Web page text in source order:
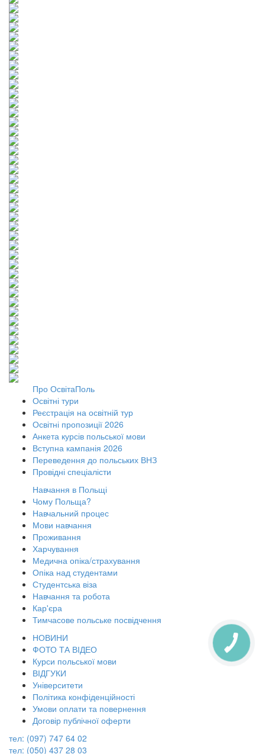
Про ОсвітаПоль
Освітні тури
Реєстрація на освітній тур
Освітні пропозиції 2026
Анкета курсів польської мови
Вступна кампанія 2026
Переведення до польських ВНЗ
Провідні спеціалісти
Навчання в Польщі
Чому Польща?
Навчальний процес
Мови навчання
Проживання
Харчування
Медична опіка/страхування
Опіка над студентами
Студентська віза
Навчання та робота
Кар'єра
Тимчасове польське посвідчення
НОВИНИ
ФОТО ТА ВІДЕО
Курси польської мови
ВІДГУКИ
Університети
Політика конфіденційності
Умови оплати та повернення
Договір публічної оферти
тел: (097) 747 64 02
тел: (050) 437 28 03
КНОПКА
ЗВ'ЯЗКУ